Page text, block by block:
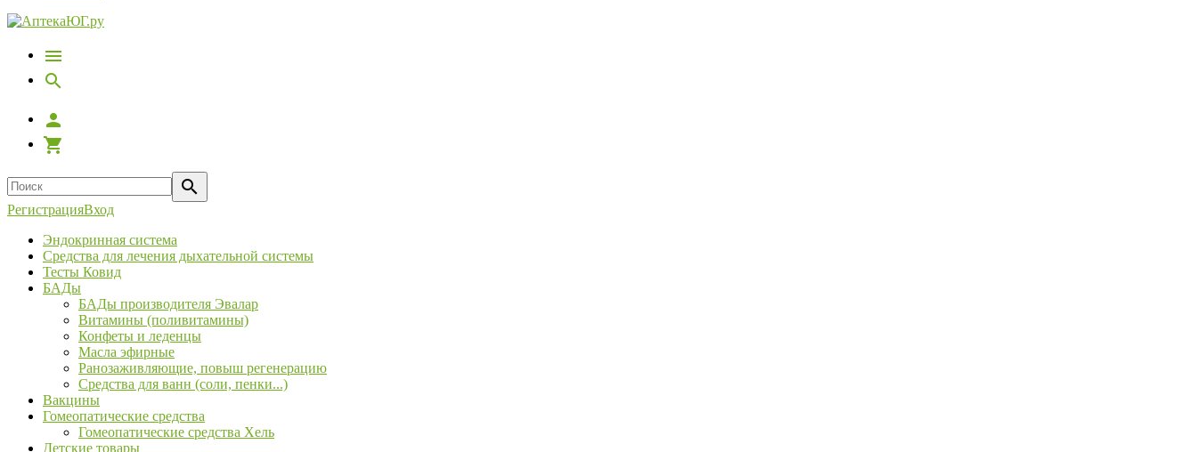
РегистрацияВход
Эндокринная система
Средства для лечения дыхательной системы
Тесты Ковид
БАДы
БАДы производителя Эвалар
Витамины (поливитамины)
Конфеты и леденцы
Масла эфирные
Ранозаживляющие, повыш регенерацию
Средства для ванн (соли, пенки...)
Вакцины
Гомеопатические средства
Гомеопатические средства Хель
Детские товары